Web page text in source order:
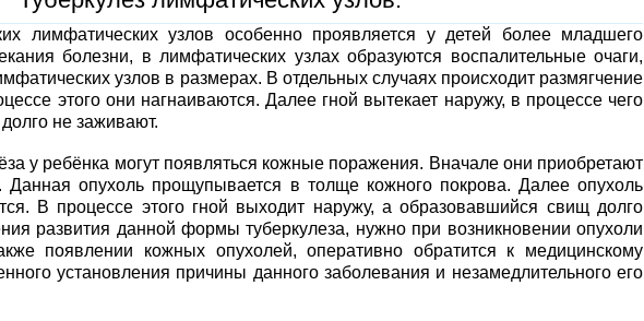
лимфатических узлов особенно проявляется у детей более младшего
болезни, в лимфатических узлах образуются воспалительные очаги,
узлов в размерах. В отдельных случаях происходит размягчение
этого они нагнаиваются. Далее гной вытекает наружу, в процессе чего
не заживают.
у ребёнка могут появляться кожные поражения. Вначале они приобретают
опухоль прощупывается в толще кожного покрова. Далее опухоль
В процессе этого гной выходит наружу, а образовавшийся свищ долго
развития данной формы туберкулеза, нужно при возникновении опухоли
появлении кожных опухолей, оперативно обратится к медицинскому
установления причины данного заболевания и незамедлительного его